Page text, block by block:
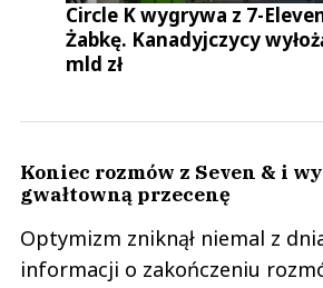
Circle K wygrywa z 7-
Żabkę. Kanadyjczycy
mld zł
Koniec rozmów z Seven & i
gwałtowną przecenę
Optymizm zniknął niemal z
informacji o zakończeniu